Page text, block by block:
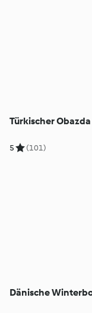
Türkischer Obazda
5 (101)
Dänische